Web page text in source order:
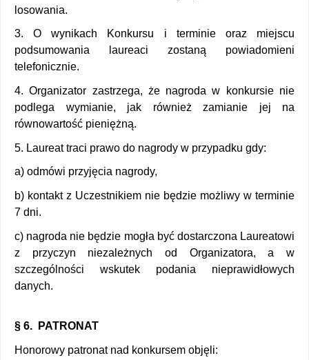
losowania.
3. O wynikach Konkursu i terminie oraz miejscu
podsumowania laureaci zostaną powiadomieni
telefonicznie.
4. Organizator zastrzega, że nagroda w konkursie nie
podlega wymianie, jak również zamianie jej na
równowartość pieniężną.
5. Laureat traci prawo do nagrody w przypadku gdy:
a) odmówi przyjęcia nagrody,
b) kontakt z Uczestnikiem nie będzie możliwy w terminie
7 dni.
c) nagroda nie będzie mogła być dostarczona Laureatowi
z przyczyn niezależnych od Organizatora, a w
szczególności wskutek podania nieprawidłowych
danych.
§ 6.  PATRONAT
Honorowy patronat nad konkursem objęli: